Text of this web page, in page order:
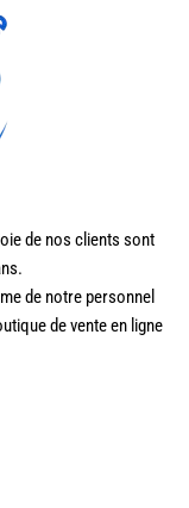
de nos clients sont
de notre personnel
de vente en ligne